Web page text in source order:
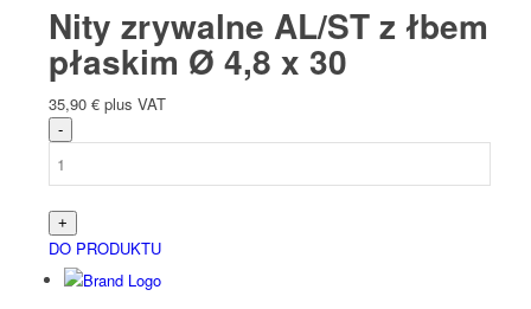
Nity zrywalne AL/ST z łbem
płaskim Ø 4,8 x 30
35,90 € plus VAT
DO PRODUKTU